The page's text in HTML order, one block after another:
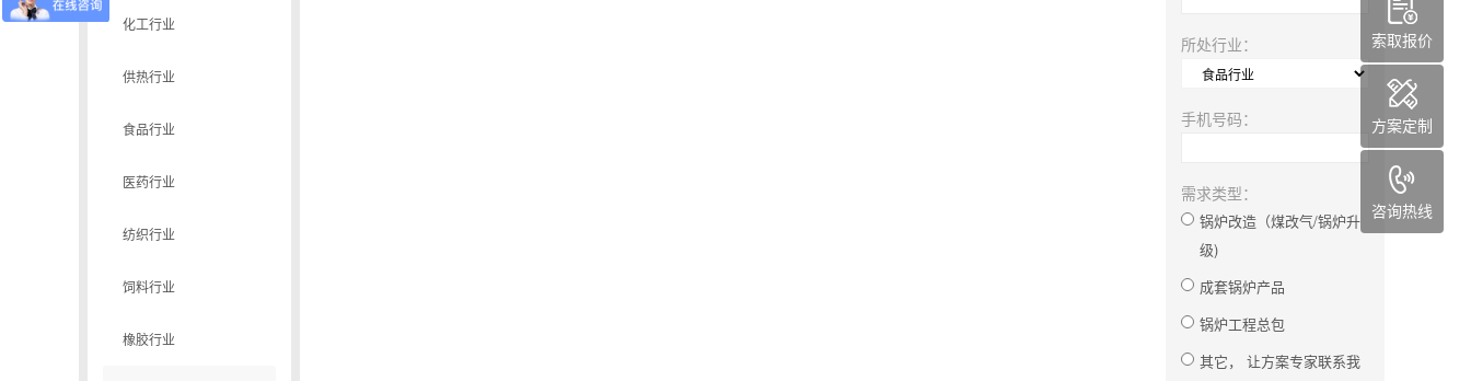
索取报价
方案定制
咨询热线
化工行业
供热行业
食品行业
医药行业
纺织行业
饲料行业
橡胶行业
所处行业：
手机号码：
需求类型：
锅炉改造（煤改气/锅炉升
级)
成套锅炉产品
锅炉工程总包
其它， 让方案专家联系我